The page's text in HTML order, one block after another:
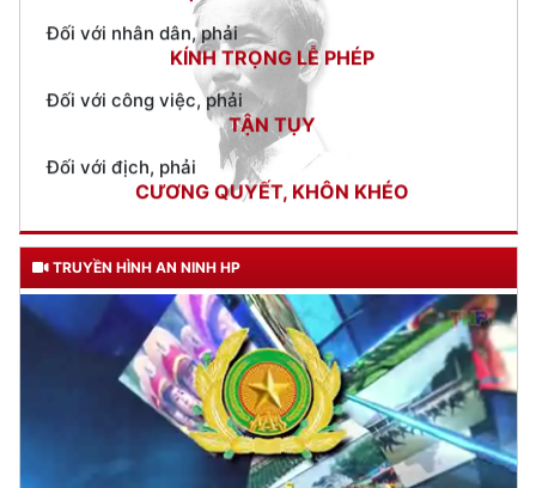
Đối với công việc, phải
TẬN TỤY
Đối với địch, phải
CƯƠNG QUYẾT, KHÔN KHÉO
Trích thư Chủ tịch Hồ Chí Minh
gửi Công an Khu XII,
ngày 11 tháng 3 năm 1948.
TRUYỀN HÌNH AN NINH HP